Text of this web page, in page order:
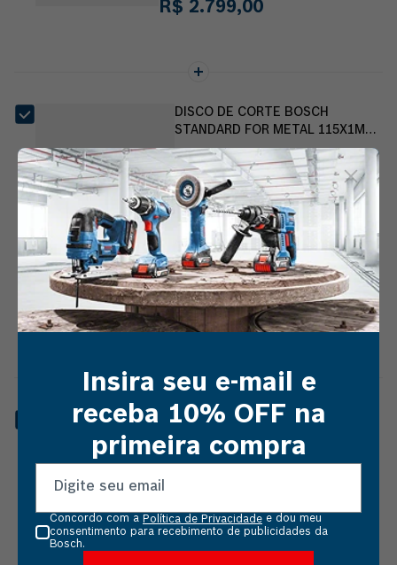
R$ 2. 799,00
DISCO DE CORTE BOSCH
STANDARD FOR METAL 115X1MM
RETO
Vendido e entregue por
Resseg
R$ 2,91
Escolha uma opção
Escolha uma opção
CUPOM: VAIDEBOSCH
CARREGADOR DE BATERIA 18V
Vendido e entregue por
R$ 639,00
Insira seu e-mail e
receba 10% OFF na
primeira compra
Concordo com a Política de Privacidade e dou meu
consentimento para recebimento de publicidades da
Bosch.